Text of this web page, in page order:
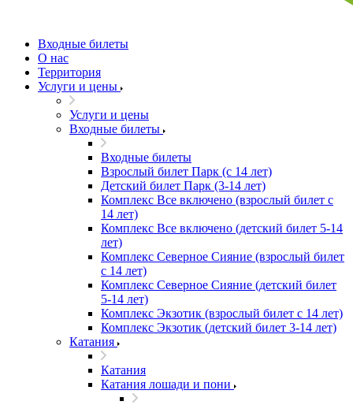
Входные билеты
О нас
Территория
Услуги и цены
Услуги и цены
Входные билеты
Входные билеты
Взрослый билет Парк (с 14 лет)
Детский билет Парк (3-14 лет)
Комплекс Все включено (взрослый билет с
14 лет)
Комплекс Все включено (детский билет 5-14
лет)
Комплекс Северное Сияние (взрослый билет
с 14 лет)
Комплекс Северное Сияние (детский билет
5-14 лет)
Комплекс Экзотик (взрослый билет с 14 лет)
Комплекс Экзотик (детский билет 3-14 лет)
Катания
Катания
Катания лошади и пони